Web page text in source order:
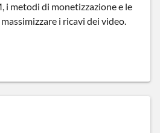
i metodi di monetizzazione e le
i ricavi dei video.